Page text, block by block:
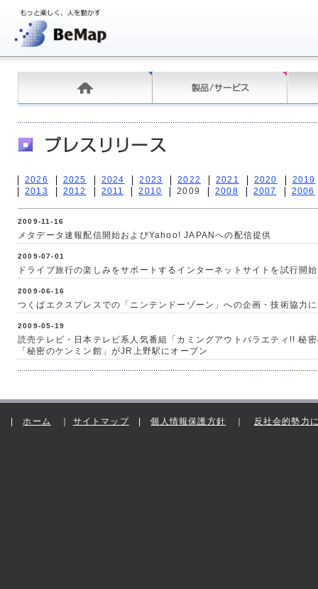
2026 2025 2024 2023 2022 2021 2020
2019
2013
2012 2011 2010 2009 2008 2007 2006
2009-11-16
メタデータ速報配信開始およびYahoo! JAPANへの配信提供
2009-07-01
ドライブ旅行の楽しみをサポートするインターネットサイトを試行開始
2009-06-16
つくばエクスプレスでの「ニンテンドーゾーン」への企画・技術協力
2009-05-19
読売テレビ・日本テレビ系人気番組「カミングアウトバラエティ!! 秘
「秘密のケンミン館」がJR上野駅にオープン
|ホーム サイトマップ|個人情報保護方針 反社会的勢力